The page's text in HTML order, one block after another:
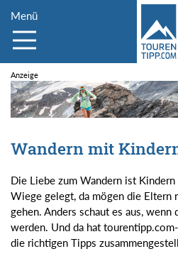
Menü
Wandern mit
Die Liebe zum Wandern ist
Wiege gelegt, da mögen die Eltern
gehen. Anders schaut es aus,
werden. Und da hat
die richtigen Tipps